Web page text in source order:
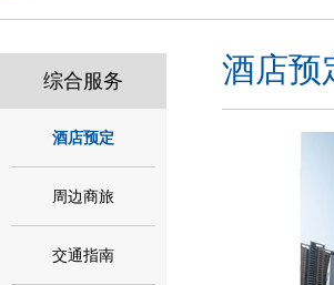
综合服务
酒店预定
周边商旅
交通指南
酒店预